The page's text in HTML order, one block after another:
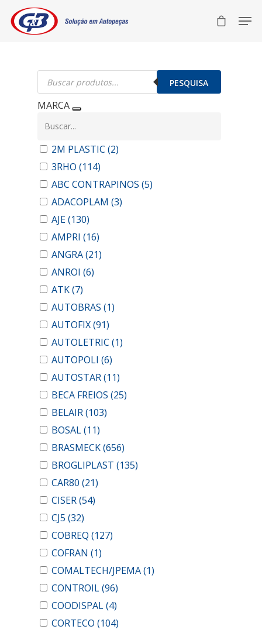
Pesquisar
produtos PESQUISA
MARCA
2M PLASTIC (2)
3RHO (114)
ABC CONTRAPINOS (5)
ADACOPLAM (3)
AJE(130)
AMPRI (16)
ANGRA(21)
ANROI (6)
ATK(7)
AUTOBRAS (1)
AUTOFIX(91)
AUTOLETRIC (1)
AUTOPOLI (6)
AUTOSTAR(11)
BECA FREIOS (25)
BELAIR(103)
BOSAL(11)
BRASMECK(656)
BROGLIPLAST (135)
CAR80 (21)
CISER(54)
CJ5 (32)
COBREQ (127)
COFRAN (1)
COMALTECH/JPEMA(1)
CONTROIL(96)
COODISPAL(4)
CORTECO (104)